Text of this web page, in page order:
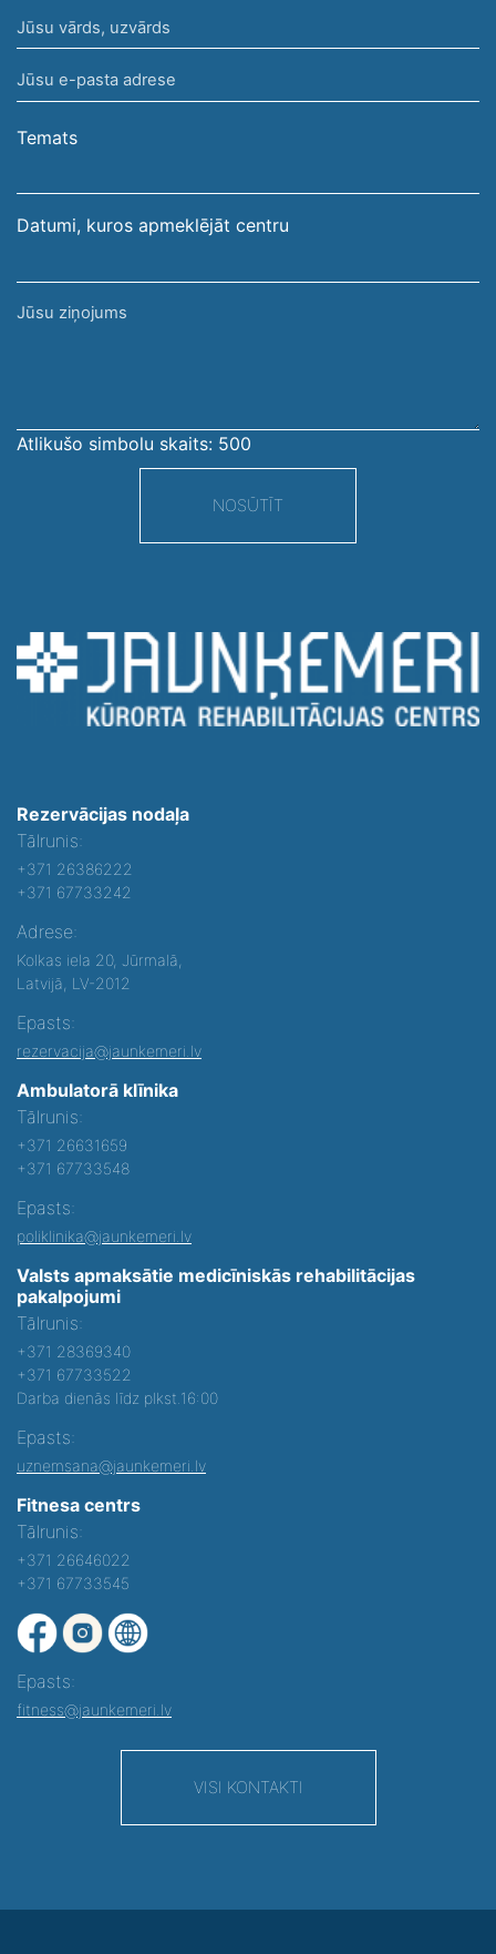
Jūsu
vārds,
uzvārds
Jūsu
e-
pasta
Temats
Datumi, kuros apmeklējāt centru
Jūsu
Atlikušo simbolu skaits: 500
NOSŪTĪT
Rezervācijas nodaļa
Tālrunis:
+371 26386222
+371 67733242
Adrese:
Kolkas iela 20, Jūrmalā,
Latvijā, LV-2012
Epasts:
rezervacija@jaunkemeri.lv
Ambulatorā klīnika
Tālrunis:
+371 26631659
+371 67733548
Epasts:
poliklinika@jaunkemeri.lv
Valsts apmaksātie medicīniskās rehabilitācijas
pakalpojumi
Tālrunis:
+371 28369340
+371 67733522
Darba dienās līdz plkst.16:00
Epasts:
uznemsana@jaunkemeri.lv
Fitnesa centrs
Tālrunis:
+371 26646022
+371 67733545
Epasts:
fitness@jaunkemeri.lv
VISI KONTAKTI